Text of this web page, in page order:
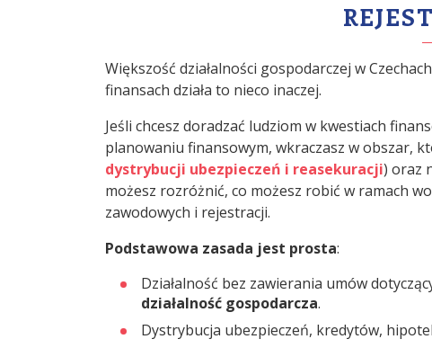
Większość działalności gospodarczej w
finansach działa to nieco inaczej.
Jeśli chcesz doradzać ludziom w kwestiach
planowaniu finansowym, wkraczasz w obszar,
dystrybucji ubezpieczeń i reasekuracji) oraz
możesz rozróżnić, co możesz robić w ramach
zawodowych i rejestracji.
Podstawowa zasada jest prosta:
Działalność bez zawierania umów
działalność gospodarcza.
Dystrybucja ubezpieczeń, kredytów,